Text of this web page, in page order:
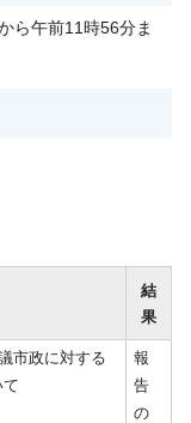
ら午前11時56分ま
結
果
市政に対する
報
告
の